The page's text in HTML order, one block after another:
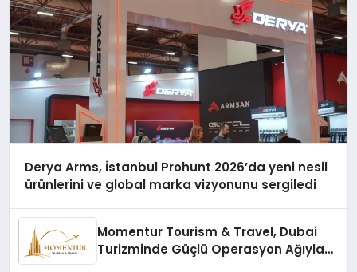
Derya Arms, İstanbul Prohunt 2026’da yeni nesil
ürünlerini ve global marka vizyonunu sergiledi
Momentur Tourism & Travel, Dubai
Turizminde Güçlü Operasyon Ağıyla